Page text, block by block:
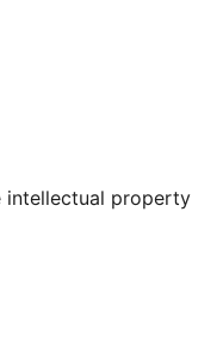
intellectual property